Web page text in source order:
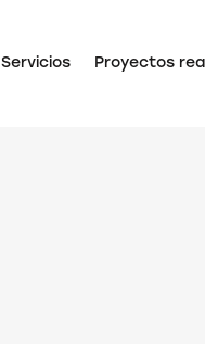
Servicios Proyectos